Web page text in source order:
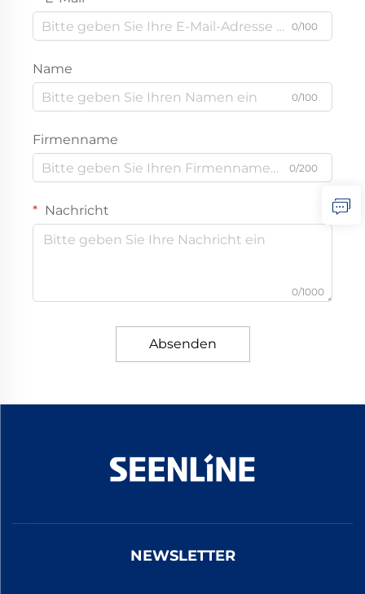
0/100
Name
0/100
Firmenname
0/200
Nachricht
0/1000
Absenden
NEWSLETTER